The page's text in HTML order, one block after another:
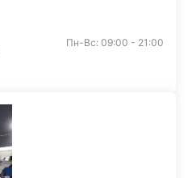
Пн-Вс: 09:00 - 21:00